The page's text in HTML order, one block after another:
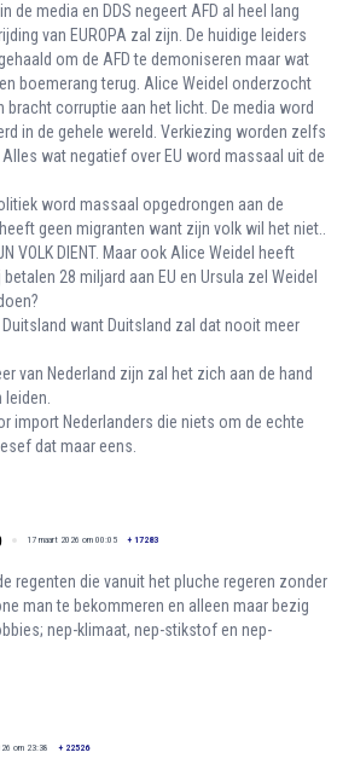
de media en DDS negeert AFD al heel lang
van EUROPA zal zijn. De huidige leiders
om de AFD te demoniseren maar wat
boemerang terug. Alice Weidel onderzocht
corruptie aan het licht. De media word
in de gehele wereld. Verkiezing worden zelfs
wat negatief over EU word massaal uit de
word massaal opgedrongen aan de
geen migranten want zijn volk wil het niet..
VOLK DIENT. Maar ook Alice Weidel heeft
28 miljard aan EU en Ursula zel Weidel
want Duitsland zal dat nooit meer
van Nederland zijn zal het zich aan de hand
leiden.
import Nederlanders die niets om de echte
dat maar eens.
17 maart 2026 om 00:05 + 17283
regenten die vanuit het pluche regeren zonder
man te bekommeren en alleen maar bezig
nep-klimaat, nep-stikstof en nep-
om 23:38 + 22526